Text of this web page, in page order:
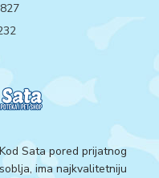
Sata pored prijatnog
ima najkvalitetniju